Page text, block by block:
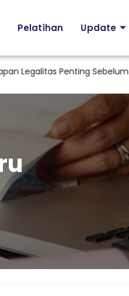
Pelatihan Update
Penting Sebelum